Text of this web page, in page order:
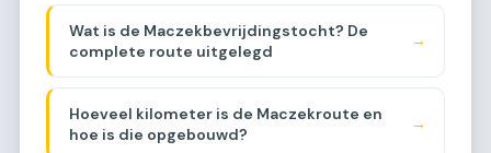
Wat is de Maczekbevrijdingstocht? De
complete route uitgelegd
→
Hoeveel kilometer is de Maczekroute en
hoe is die opgebouwd?
→